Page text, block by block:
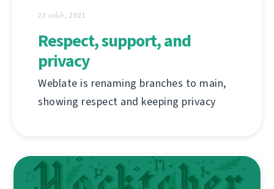
23 மார்ச், 2021
Respect, support, and
privacy
Weblate is renaming branches to main,
showing respect and keeping privacy